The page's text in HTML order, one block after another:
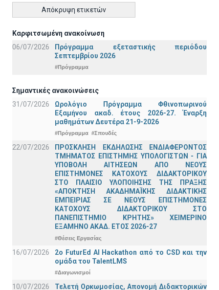
Απόκρυψη ετικετών
Καρφιτσωμένη ανακοίνωση
06/07/2026
Πρόγραμμα εξεταστικής περιόδου
Σεπτεμβρίου 2026
#Πρόγραμμα
Σημαντικές ανακοινώσεις
31/07/2026
Ωρολόγιο Πρόγραμμα Φθινοπωρινού
Εξαμήνου ακαδ. έτους 2026-27. Έναρξη
μαθημάτων Δευτέρα 21-9-2026
#Πρόγραμμα #Σπουδές
22/07/2026
ΠΡΟΣΚΛΗΣΗ ΕΚΔΗΛΩΣΗΣ ΕΝΔΙΑΦΕΡΟΝΤΟΣ
ΤΜΗΜΑΤΟΣ ΕΠΙΣΤΗΜΗΣ ΥΠΟΛΟΓΙΣΤΩΝ - ΓΙΑ
ΥΠΟΒΟΛΗ ΑΙΤΗΣΕΩΝ ΑΠΟ ΝΕΟΥΣ
ΕΠΙΣΤΗΜΟΝΕΣ ΚΑΤΟΧΟΥΣ ΔΙΔΑΚΤΟΡΙΚΟΥ
ΣΤΟ ΠΛΑΙΣΙΟ ΥΛΟΠΟΙΗΣΗΣ ΤΗΣ ΠΡΑΞΗΣ
«ΑΠΟΚΤΗΣΗ ΑΚΑΔΗΜΑΪΚΗΣ ΔΙΔΑΚΤΙΚΗΣ
ΕΜΠΕΙΡΙΑΣ ΣΕ ΝΕΟΥΣ ΕΠΙΣΤΗΜΟΝΕΣ
ΚΑΤΟΧΟΥΣ ΔΙΔΑΚΤΟΡΙΚΟΥ ΣΤΟ
ΠΑΝΕΠΙΣΤΗΜΙΟ ΚΡΗΤΗΣ» ΧΕΙΜΕΡΙΝΟ
ΕΞΑΜΗΝΟ ΑΚΑΔ. ΕΤΟΣ 2026-27
#Θέσεις Εργασίας
16/07/2026
2o FuturEd AI Hackathon από το CSD και την
ομάδα του TalentLMS
#Διαγωνισμοί
10/07/2026
Τελετή Ορκωμοσίας, Απονομή Διδακτορικών